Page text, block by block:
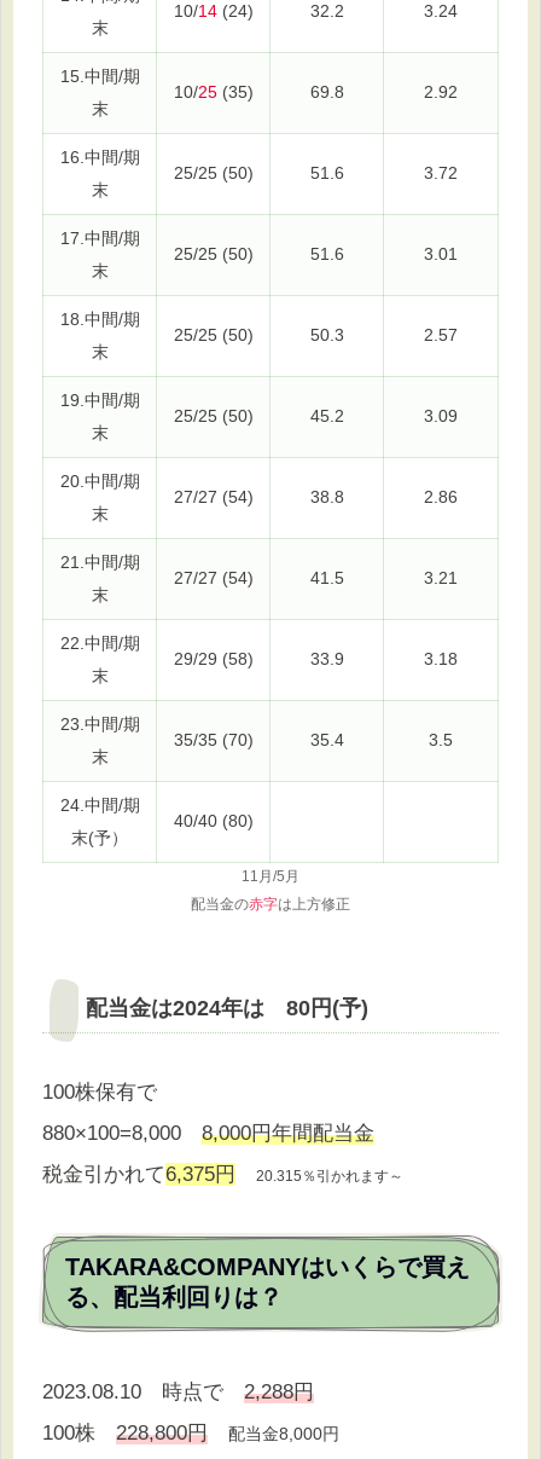
末
10/14(24) 32.2 3.24
15.中間/期
末
10/25(35) 69.8 2.92
16.中間/期
末
25/25 (50) 51.6 3.72
17.中間/期
末
25/25 (50) 51.6 3.01
18.中間/期
末
25/25 (50) 50.3 2.57
19.中間/期
末
25/25 (50) 45.2 3.09
20.中間/期
末
27/27 (54) 38.8 2.86
21.中間/期
末
27/27 (54) 41.5 3.21
22.中間/期
末
29/29 (58) 33.9 3.18
23.中間/期
末
35/35 (70) 35.4 3.5
24.中間/期
末(予）
40/40 (80)
11月/5月
配当金の赤字は上方修正
配当金は2024年は 80円(予)
100株保有で
880×100=8,000 8,000円年間配当金
税金引かれて6,375円 20.315％引かれます～
TAKARA&COMPANYはいくらで買え
る、配当利回りは？
2023.08.10 時点で 2,288円
100株 228,800円 配当金8,000円